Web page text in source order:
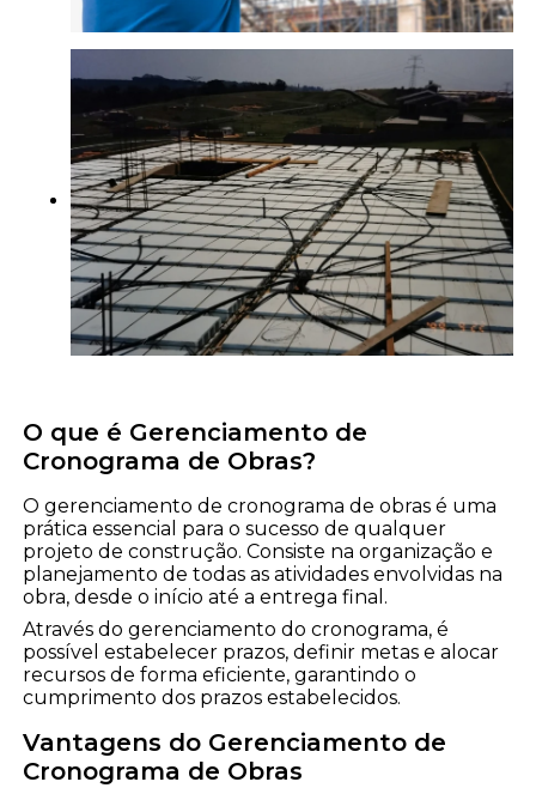
O que é Gerenciamento de
Cronograma de Obras?
O gerenciamento de cronograma de obras é uma
prática essencial para o sucesso de qualquer
projeto de construção. Consiste na organização e
planejamento de todas as atividades envolvidas na
obra, desde o início até a entrega final.
Através do gerenciamento do cronograma, é
possível estabelecer prazos, definir metas e alocar
recursos de forma eficiente, garantindo o
cumprimento dos prazos estabelecidos.
Vantagens do Gerenciamento de
Cronograma de Obras